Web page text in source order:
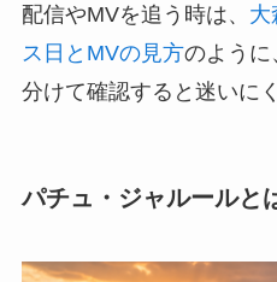
配信やMVを追う時は、 大
ス日とMVの見方のように
分けて確認すると迷いに
パチュ・ジャルールと